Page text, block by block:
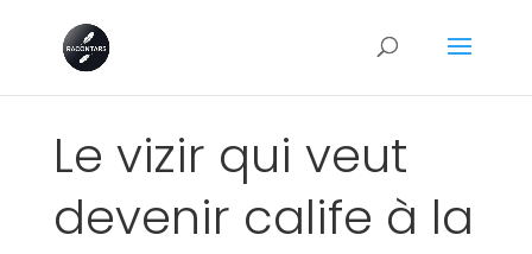
Le vizir qui veut
devenir calife à la